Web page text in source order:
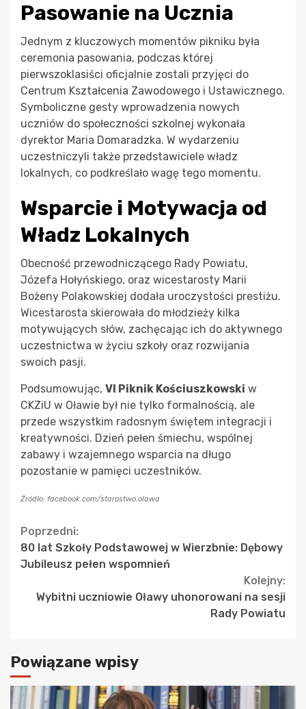
Pasowanie na Ucznia
Jednym z kluczowych momentów pikniku była
ceremonia pasowania, podczas której
pierwszoklasiści oficjalnie zostali przyjęci do
Centrum Kształcenia Zawodowego i Ustawicznego.
Symboliczne gesty wprowadzenia nowych
uczniów do społeczności szkolnej wykonała
dyrektor Maria Domaradzka. W wydarzeniu
uczestniczyli także przedstawiciele władz
lokalnych, co podkreślało wagę tego momentu.
Wsparcie i Motywacja od
Władz Lokalnych
Obecność przewodniczącego Rady Powiatu,
Józefa Hołyńskiego, oraz wicestarosty Marii
Bożeny Polakowskiej dodała uroczystości prestiżu.
Wicestarosta skierowała do młodzieży kilka
motywujących słów, zachęcając ich do aktywnego
uczestnictwa w życiu szkoły oraz rozwijania
swoich pasji.
Podsumowując, VI Piknik Kościuszkowski w
CKZiU w Oławie był nie tylko formalnością, ale
przede wszystkim radosnym świętem integracji i
kreatywności. Dzień pełen śmiechu, wspólnej
zabawy i wzajemnego wsparcia na długo
pozostanie w pamięci uczestników.
Źródło: facebook.com/starostwo.olawa
Continue
Reading
Poprzedni:
80 lat Szkoły Podstawowej w Wierzbnie: Dębowy
Jubileusz pełen wspomnień
Kolejny:
Wybitni uczniowie Oławy uhonorowani na sesji
Rady Powiatu
Powiązane wpisy